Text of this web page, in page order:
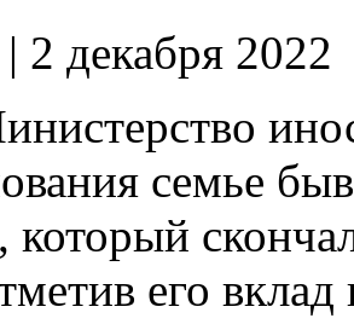
| 2 декабря 2022
семье
его